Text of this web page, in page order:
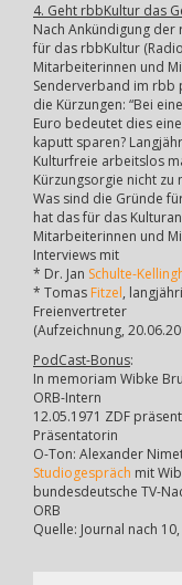
4. Geht rbbKultur das
Nach Ankündigung
für das rbbKultur
Mitarbeiterinnen und
Senderverband im rbb
die Kürzungen: “Bei
Euro bedeutet dies
kaputt sparen?
Kulturfreie arbeitslos
Kürzungsorgie nicht zu
Was sind die Gründe
hat das für das
Mitarbeiterinnen und
Interviews mit
* Dr. Jan Schulte-
* Tomas Fitzel,
Freienvertreter
(Aufzeichnung,
PodCast-Bonus:
In memoriam Wibke
ORB-Intern
12.05.1971 ZDF
Präsentatorin
O-Ton: Alexander
Studiogespräch mit
bundesdeutsche TV-
ORB
Quelle: Journal nach